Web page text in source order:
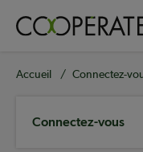
principal
Fil
Accueil Connectez-
Connectez-vous